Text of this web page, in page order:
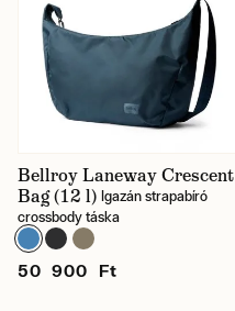
Bellroy Laneway Crescent
Bag (12 l) Igazán strapabíró
crossbody táska
50 900 Ft